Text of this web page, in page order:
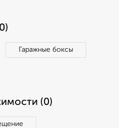
Гаражные боксы
(0)